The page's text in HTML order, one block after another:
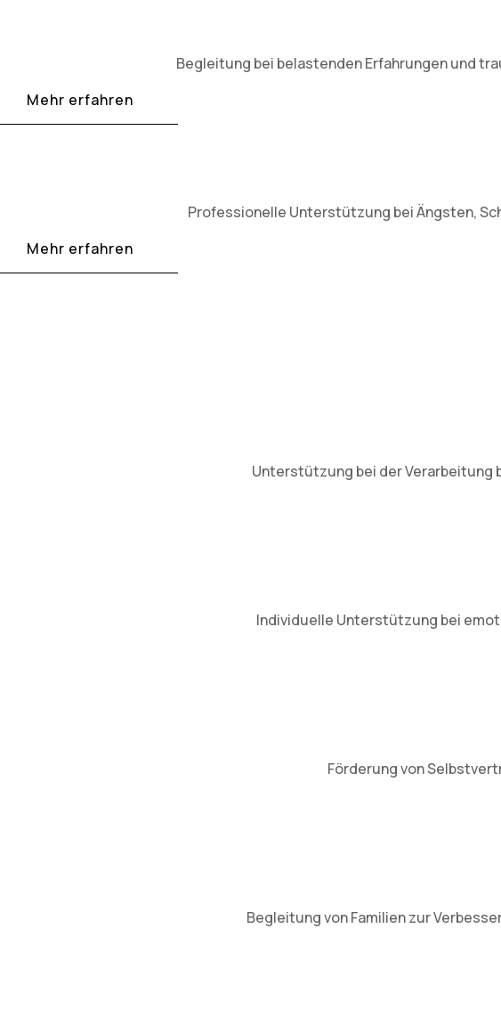
Begleitung bei belastenden Erfahrungen und
Mehr erfahren
Professionelle Unterstützung bei Ängsten,
Mehr erfahren
Unterstützung bei der Verarbeitung
Individuelle Unterstützung bei
Förderung von
Begleitung von Familien zur